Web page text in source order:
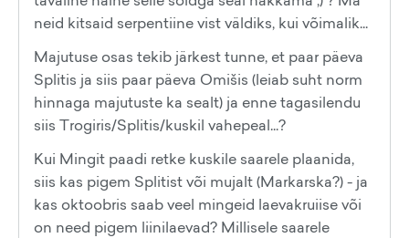
neid kitsaid serpentiine vist väldiks, kui võimalik...
Majutuse osas tekib järkest tunne, et paar päeva
Splitis ja siis paar päeva Omišis (leiab suht norm
hinnaga majutuste ka sealt) ja enne tagasilendu
siis Trogiris/Splitis/kuskil vahepeal...?
Kui Mingit paadi retke kuskile saarele plaanida,
siis kas pigem Splitist või mujalt (Markarska?) - ja
kas oktoobris saab veel mingeid laevakruiise või
on need pigem liinilaevad? Millisele saarele